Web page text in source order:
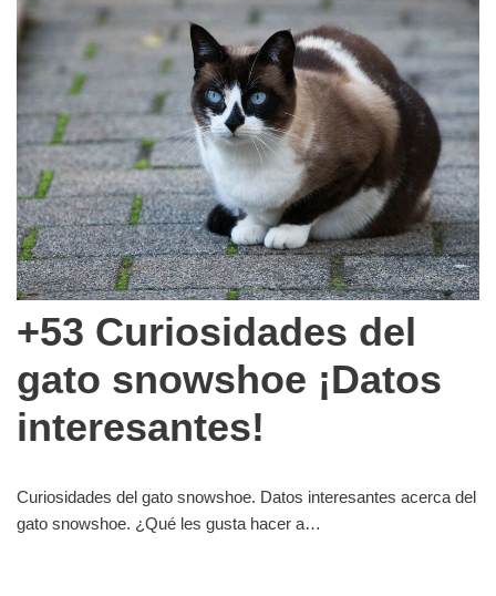
+53 Curiosidades del
gato snowshoe ¡Datos
interesantes!
Curiosidades del gato snowshoe. Datos interesantes acerca del
gato snowshoe. ¿Qué les gusta hacer a…